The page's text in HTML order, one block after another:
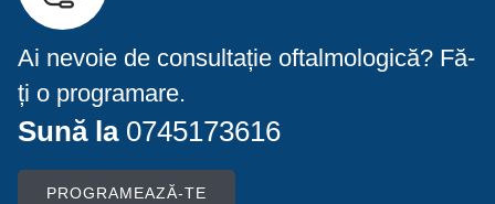
Ai nevoie de consultație oftalmologică? Fă-
ți o programare.
Sună la 0745173616
PROGRAMEAZĂ-TE